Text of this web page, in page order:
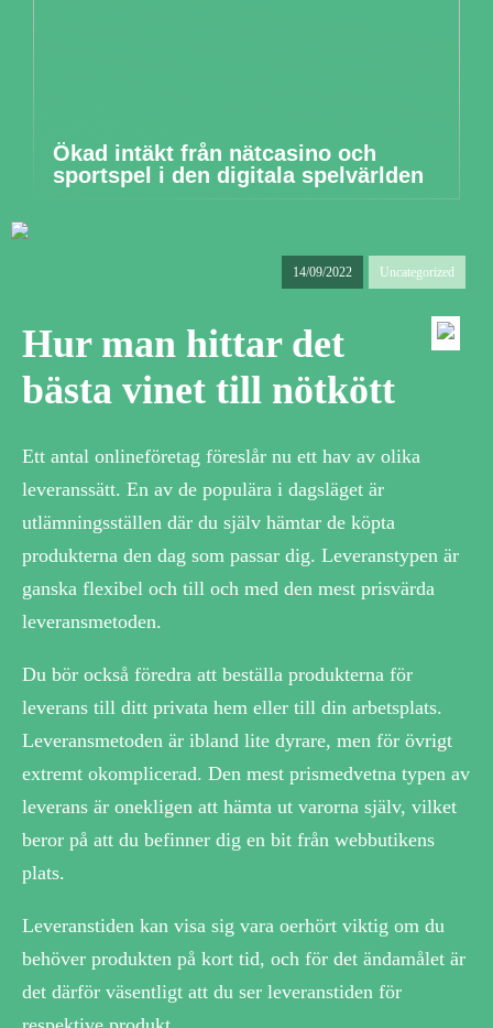
Ökad intäkt från nätcasino och
sportspel i den digitala spelvärlden
14/09/2022 Uncategorized
Hur man hittar det
bästa vinet till nötkött
Ett antal onlineföretag föreslår nu ett hav av olika
leveranssätt. En av de populära i dagsläget är
utlämningsställen där du själv hämtar de köpta
produkterna den dag som passar dig. Leveranstypen är
ganska flexibel och till och med den mest prisvärda
leveransmetoden.
Du bör också föredra att beställa produkterna för
leverans till ditt privata hem eller till din arbetsplats.
Leveransmetoden är ibland lite dyrare, men för övrigt
extremt okomplicerad. Den mest prismedvetna typen av
leverans är onekligen att hämta ut varorna själv, vilket
beror på att du befinner dig en bit från webbutikens
plats.
Leveranstiden kan visa sig vara oerhört viktig om du
behöver produkten på kort tid, och för det ändamålet är
det därför väsentligt att du ser leveranstiden för